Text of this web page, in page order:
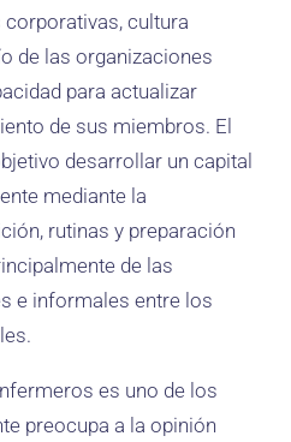
cultura
de las organizaciones
para actualizar
de sus miembros. El
desarrollar un capital
mediante la
rutinas y preparación
de las
e informales entre los
es uno de los
preocupa a la opinión